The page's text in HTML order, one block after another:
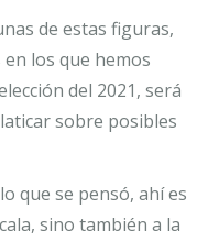
de estas figuras,
los que hemos
del 2021, será
sobre posibles
que se pensó, ahí es
sino también a la